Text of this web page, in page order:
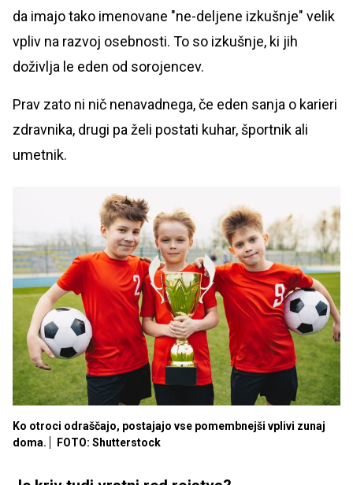
da imajo tako imenovane "ne-deljene izkušnje" velik
vpliv na razvoj osebnosti. To so izkušnje, ki jih
doživlja le eden od sorojencev.
Prav zato ni nič nenavadnega, če eden sanja o karieri
zdravnika, drugi pa želi postati kuhar, športnik ali
umetnik.
Ko otroci odraščajo, postajajo vse pomembnejši vplivi zunaj
doma.
FOTO: Shutterstock